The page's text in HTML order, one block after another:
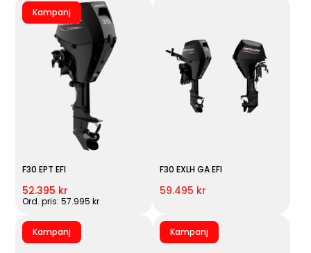
Kampanj
F30 EPT EFI
52.395 kr
Ord. pris: 57.995 kr
F30 EXLH GA EFI
59.495 kr
Kampanj Kampanj